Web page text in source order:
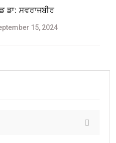
ਸਵਰਾਜਬੀਰ
15, 2024